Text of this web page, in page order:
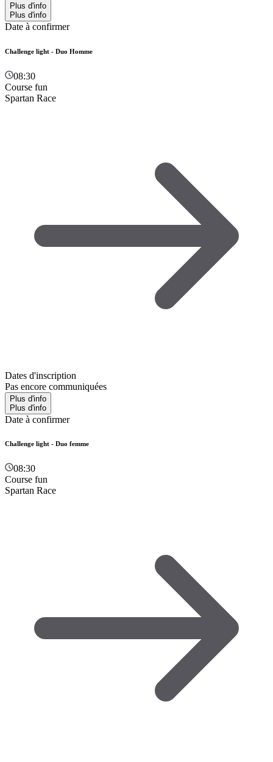
Plus d'info
Plus d'info
Date à confirmer
Challenge light - Duo Homme
08:30
Course fun
Spartan Race
Dates d'inscription
Pas encore communiquées
Plus d'info
Plus d'info
Date à confirmer
Challenge light - Duo femme
08:30
Course fun
Spartan Race